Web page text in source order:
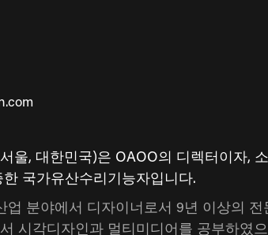
울, 대한민국)은 OAOO의 디렉터이자,
국가유산수리기능자입니다.
업 분야에서 디자이너로서 9년 이상의
시각디자인과 멀티미디어를 공부하였